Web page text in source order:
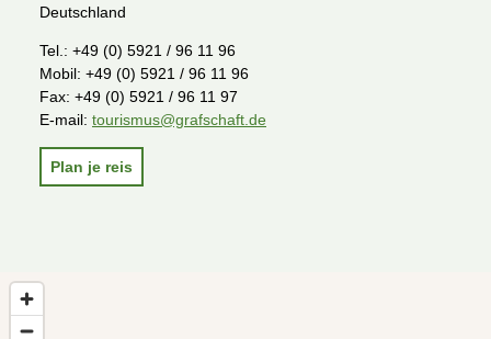
Deutschland
Tel.: +49 (0) 5921 / 96 11 96
Mobil: +49 (0) 5921 / 96 11 96
Fax: +49 (0) 5921 / 96 11 97
E-mail: tourismus@grafschaft.de
Plan je reis